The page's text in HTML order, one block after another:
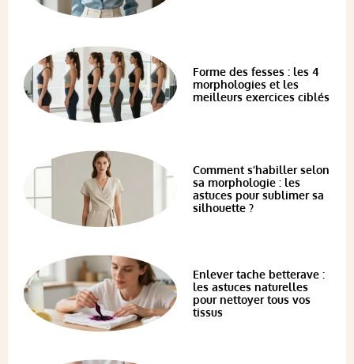
Forme des fesses : les 4
morphologies et les
meilleurs exercices ciblés
Comment s’habiller selon
sa morphologie : les
astuces pour sublimer sa
silhouette ?
Enlever tache betterave :
les astuces naturelles
pour nettoyer tous vos
tissus